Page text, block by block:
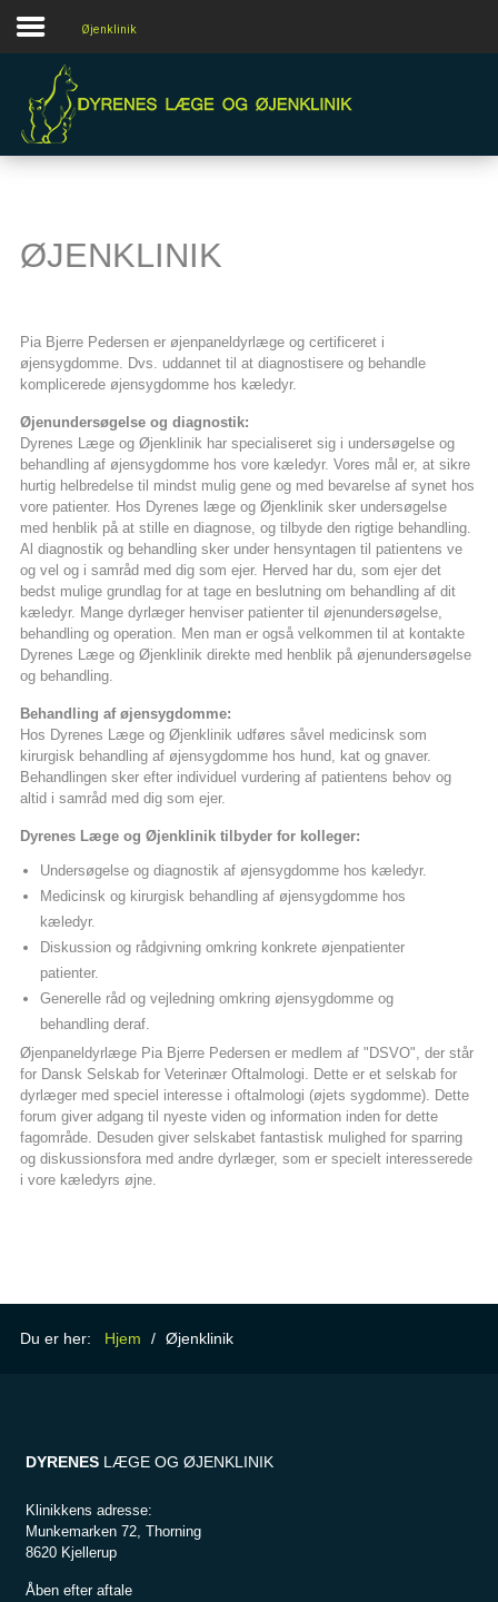
Forside
Almen praksis
Øjenklinik
Øjenklinik
ØJENKLINIK
Pia Bjerre Pedersen er øjenpaneldyrlæge og certificeret i
øjensygdomme. Dvs. uddannet til at diagnostisere og behandle
komplicerede øjensygdomme hos kæledyr.
Øjenundersøgelse og diagnostik:
Dyrenes Læge og Øjenklinik har specialiseret sig i undersøgelse og
behandling af øjensygdomme hos vore kæledyr. Vores mål er, at sikre
hurtig helbredelse til mindst mulig gene og med bevarelse af synet hos
vore patienter. Hos Dyrenes læge og Øjenklinik sker undersøgelse
med henblik på at stille en diagnose, og tilbyde den rigtige behandling.
Al diagnostik og behandling sker under hensyntagen til patientens ve
og vel og i samråd med dig som ejer. Herved har du, som ejer det
bedst mulige grundlag for at tage en beslutning om behandling af dit
kæledyr. Mange dyrlæger henviser patienter til øjenundersøgelse,
behandling og operation. Men man er også velkommen til at kontakte
Dyrenes Læge og Øjenklinik direkte med henblik på øjenundersøgelse
og behandling.
Behandling af øjensygdomme:
Hos Dyrenes Læge og Øjenklinik udføres såvel medicinsk som
kirurgisk behandling af øjensygdomme hos hund, kat og gnaver.
Behandlingen sker efter individuel vurdering af patientens behov og
altid i samråd med dig som ejer.
Dyrenes Læge og Øjenklinik tilbyder for kolleger:
Undersøgelse og diagnostik af øjensygdomme hos kæledyr.
Medicinsk og kirurgisk behandling af øjensygdomme hos
kæledyr.
Diskussion og rådgivning omkring konkrete øjenpatienter
patienter.
Generelle råd og vejledning omkring øjensygdomme og
behandling deraf.
Øjenpaneldyrlæge Pia Bjerre Pedersen er medlem af "DSVO", der står
for Dansk Selskab for Veterinær Oftalmologi. Dette er et selskab for
dyrlæger med speciel interesse i oftalmologi (øjets sygdomme). Dette
forum giver adgang til nyeste viden og information inden for dette
fagområde. Desuden giver selskabet fantastisk mulighed for sparring
og diskussionsfora med andre dyrlæger, som er specielt interesserede
i vore kæledyrs øjne.
Du er her: Hjem / Øjenklinik
DYRENES LÆGE OG ØJENKLINIK
Klinikkens adresse:
Munkemarken 72, Thorning
8620 Kjellerup
Åben efter aftale